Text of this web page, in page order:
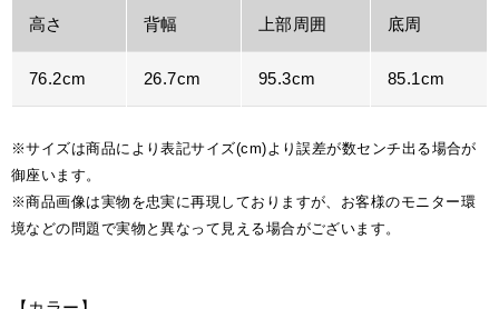
高さ 背幅 上部周囲 底周
76.2cm 26.7cm 95.3cm 85.1cm
※サイズは商品により表記サイズ(cm)より誤差が数センチ出る場合が
御座います。
※商品画像は実物を忠実に再現しておりますが、お客様のモニター環
境などの問題で実物と異なって見える場合がございます。